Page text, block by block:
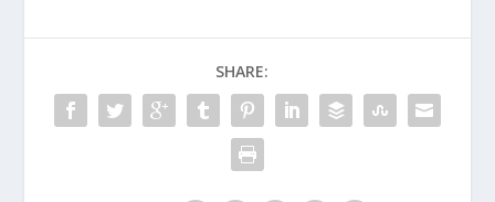
SHARE: